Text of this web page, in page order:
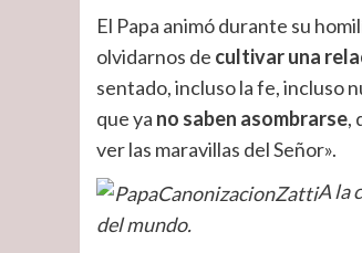
El Papa animó durante su
olvidarnos de cultivar una
sentado, incluso la fe, incluso
que ya no saben asombrarse,
ver las maravillas del Señor».
A la
del mundo.